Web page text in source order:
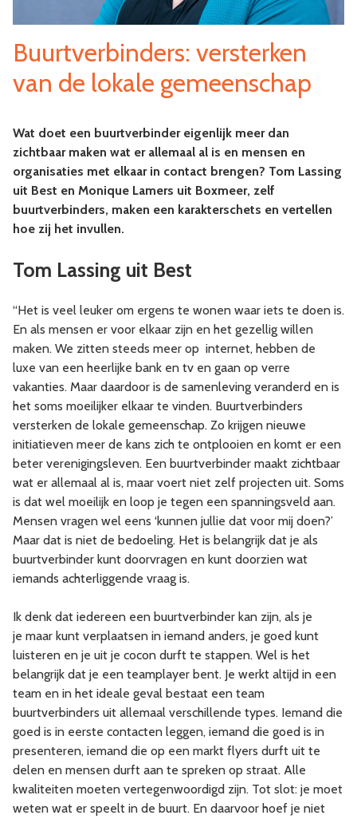
Buurtverbinders: versterken
van de lokale gemeenschap
Wat doet een buurtverbinder eigenlijk meer dan
zichtbaar maken wat er allemaal al is en mensen en
organisaties met elkaar in contact brengen? Tom Lassing
uit Best en Monique Lamers uit Boxmeer, zelf
buurtverbinders, maken een karakterschets en vertellen
hoe zij het invullen.
Tom Lassing uit Best
“Het is veel leuker om ergens te wonen waar iets te doen is.
En als mensen er voor elkaar zijn en het gezellig willen
maken. We zitten steeds meer op internet, hebben de
luxe van een heerlijke bank en tv en gaan op verre
vakanties. Maar daardoor is de samenleving veranderd en is
het soms moeilijker elkaar te vinden. Buurtverbinders
versterken de lokale gemeenschap. Zo krijgen nieuwe
initiatieven meer de kans zich te ontplooien en komt er een
beter verenigingsleven. Een buurtverbinder maakt zichtbaar
wat er allemaal al is, maar voert niet zelf projecten uit. Soms
is dat wel moeilijk en loop je tegen een spanningsveld aan.
Mensen vragen wel eens ‘kunnen jullie dat voor mij doen?’
Maar dat is niet de bedoeling. Het is belangrijk dat je als
buurtverbinder kunt doorvragen en kunt doorzien wat
iemands achterliggende vraag is.
Ik denk dat iedereen een buurtverbinder kan zijn, als je
je maar kunt verplaatsen in iemand anders, je goed kunt
luisteren en je uit je cocon durft te stappen. Wel is het
belangrijk dat je een teamplayer bent. Je werkt altijd in een
team en in het ideale geval bestaat een team
buurtverbinders uit allemaal verschillende types. Iemand die
goed is in eerste contacten leggen, iemand die goed is in
presenteren, iemand die op een markt flyers durft uit te
delen en mensen durft aan te spreken op straat. Alle
kwaliteiten moeten vertegenwoordigd zijn. Tot slot: je moet
weten wat er speelt in de buurt. En daarvoor hoef je niet